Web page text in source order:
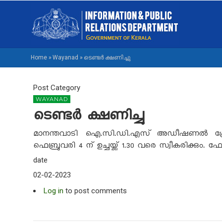
BREADCRUMB
Home » Wayanad » ടെണ്ടര്‍ ക്ഷണിച്ചു
Post Category
WAYANAD
ടെണ്ടര്‍ ക്ഷണിച്ചു
മാനന്തവാടി ഐ.സി.ഡി.എസ് അഡീഷണല്‍
ഫെബ്രുവരി 4 ന് ഉച്ചയ്ക്ക് 1.30 വരെ സ്വീകരിക്കും.
date
02-02-2023
Log in to post comments